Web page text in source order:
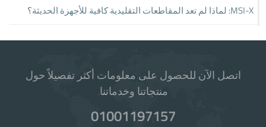
MSI-X: لماذا لم تعد المقاطعات التقليدية كافية للأجهزة الحديثة؟
اتصل الآن للحصول على معلومات أكثر تفصيلاً حول
منتجاتنا وخدماتنا.
01001197157